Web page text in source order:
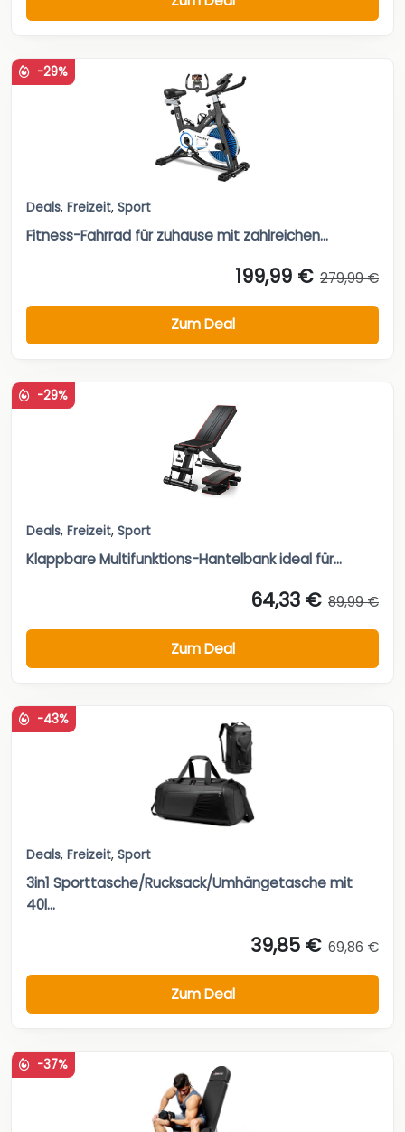
-29%
Deals, Freizeit, Sport
Fitness-Fahrrad für zuhause mit zahlreichen...
199,99 € 279,99 €
Zum Deal
-29%
Deals, Freizeit, Sport
Klappbare Multifunktions-Hantelbank ideal für...
64,33 € 89,99 €
Zum Deal
-43%
Deals, Freizeit, Sport
3in1 Sporttasche/Rucksack/Umhängetasche mit
40l...
39,85 € 69,86 €
Zum Deal
-37%